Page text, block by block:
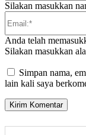
Silakan masukkan
Anda telah
Silakan masukkan
Simpan nama,
lain kali saya